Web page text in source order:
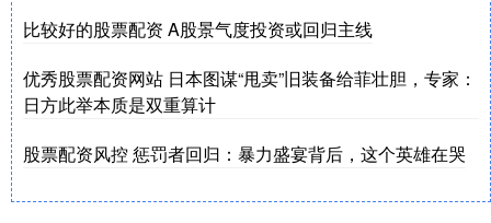
比较好的股票配资 A股景气度投资或回归主线
优秀股票配资网站 日本图谋“甩卖”旧装备给菲壮胆，专家：
日方此举本质是双重算计
股票配资风控 惩罚者回归：暴力盛宴背后，这个英雄在哭